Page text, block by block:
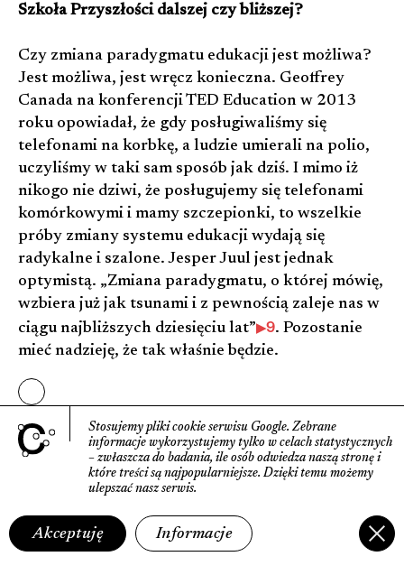
Szkoła Przyszłości dalszej czy bliższej?
Czy zmiana paradygmatu edukacji jest możliwa?
Jest możliwa, jest wręcz konieczna. Geoffrey
Canada na konferencji TED Education w 2013
roku opowiadał, że gdy posługiwaliśmy się
telefonami na korbkę, a ludzie umierali na polio,
uczyliśmy w taki sam sposób jak dziś. I mimo iż
nikogo nie dziwi, że posługujemy się telefonami
komórkowymi i mamy szczepionki, to wszelkie
próby zmiany systemu edukacji wydają się
radykalne i szalone. Jesper Juul jest jednak
optymistą. „Zmiana paradygmatu, o której mówię,
wzbiera już jak tsunami i z pewnością zaleje nas w
ciągu najbliższych dziesięciu lat”
9. Pozostanie
mieć nadzieję, że tak właśnie będzie.
Archiwum
Stosujemy pliki cookie serwisu Google. Zebrane
informacje wyko­rzystujemy tylko w celach statys­tycznych
– zwłaszcza do badania, ile osób odwiedza naszą stronę i
które treści są najpopularniejsze.Dzięki temu możemy
ulepszać nasz serwis.
Akceptuję Informacje